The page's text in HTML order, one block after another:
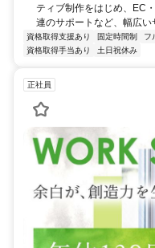
ティブ制作をはじめ、EC
連のサポートなど、幅広い
資格取得支援あり 固定時間制 フ
資格取得手当あり
土日祝休み
正社員